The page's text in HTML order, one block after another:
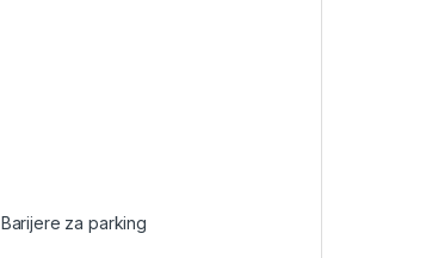
Barijere za parking